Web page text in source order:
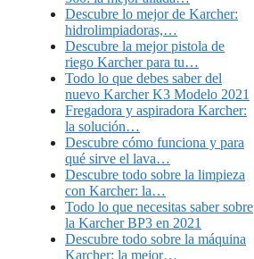
Descubre lo mejor de Karcher:
hidrolimpiadoras,…
Descubre la mejor pistola de
riego Karcher para tu…
Todo lo que debes saber del
nuevo Karcher K3 Modelo 2021
Fregadora y aspiradora Karcher:
la solución…
Descubre cómo funciona y para
qué sirve el lava…
Descubre todo sobre la limpieza
con Karcher: la…
Todo lo que necesitas saber sobre
la Karcher BP3 en 2021
Descubre todo sobre la máquina
Karcher: la mejor…